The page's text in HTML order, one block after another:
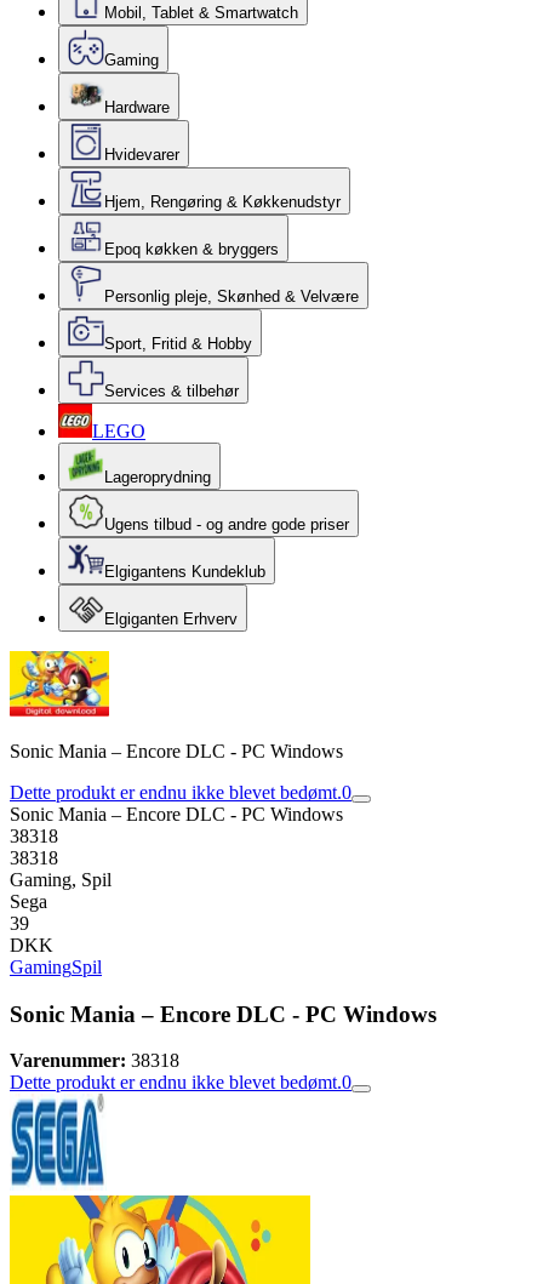
Mobil, Tablet & Smartwatch
Gaming
Hardware
Hvidevarer
Hjem, Rengøring & Køkkenudstyr
Epoq køkken & bryggers
Personlig pleje, Skønhed & Velvære
Sport, Fritid & Hobby
Services & tilbehør
LEGO
Lageroprydning
Ugens tilbud - og andre gode priser
Elgigantens Kundeklub
Elgiganten Erhverv
Sonic Mania – Encore DLC - PC Windows
Dette produkt er endnu ikke blevet bedømt.0
Sonic Mania – Encore DLC - PC Windows
38318
38318
Gaming, Spil
Sega
39
DKK
GamingSpil
Sonic Mania – Encore DLC - PC Windows
Varenummer: 38318
Dette produkt er endnu ikke blevet bedømt.0